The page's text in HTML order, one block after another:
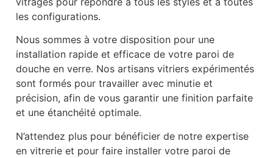
les configurations.
Nous sommes à votre disposition pour une
installation rapide et efficace de votre paroi de
douche en verre. Nos artisans vitriers expérimentés
sont formés pour travailler avec minutie et
précision, afin de vous garantir une finition parfaite
et une étanchéité optimale.
N’attendez plus pour bénéficier de notre expertise
en vitrerie et pour faire installer votre paroi de